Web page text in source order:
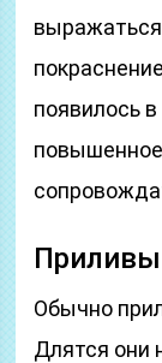
появилось
Обычно
Длятся они